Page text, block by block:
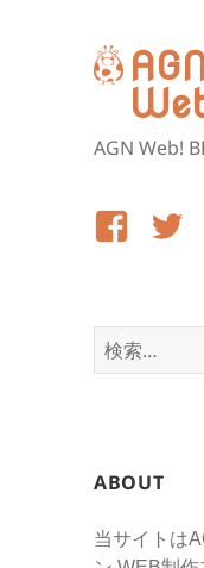
AGN Web!
Facebook
Twitter
検
ABOUT
当サイトは